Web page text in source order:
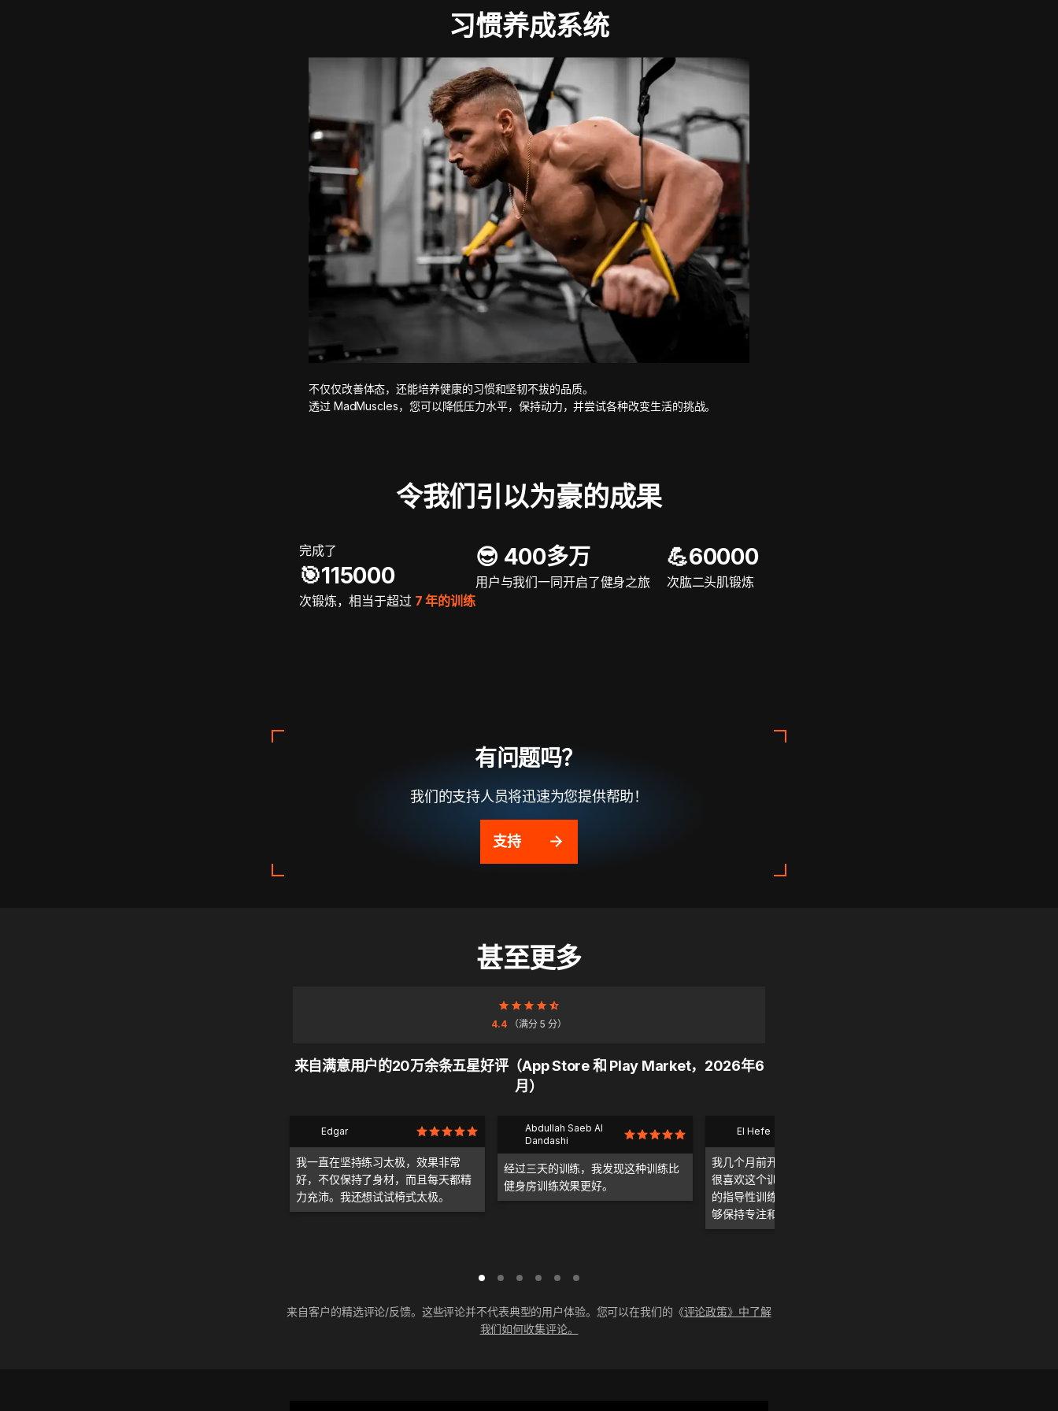
习惯养成系统
不仅仅改善体态，还能培养健康的习惯和坚韧不拔的品质。
透过 MadMuscles，您可以降低压力水平，保持动力，并尝试各种改变生活的挑战。
令我们引以为豪的成果
😎 400多万
用户与我们一同开启了健身之旅
完成了
🎯️115000
次锻炼，相当于超过 7 年的训练
💪60000
次肱二头肌锻炼
有问题吗？
我们的支持人员将迅速为您提供帮助！
支持
甚至更多
4.4 （满分 5 分）
来自满意用户的20万余条五星好评（App Store 和 Play Market，2026年6
月）
Edgar
我一直在坚持练习太极，效果非常
好，不仅保持了身材，而且每天都精
力充沛。我还想试试椅式太极。
Abdullah Saeb Al
Dandashi
经过三天的训练，我发现这种训练比
健身房训练效果更好。
El Hefe
我几个月前开始使用 MadMuscles，
很喜欢这个训练计划。我尤其喜欢它
的指导性训练和每日计划，这让我能
够保持专注和动力。继续加油！💪
来自客户的精选评论/反馈。这些评论并不代表典型的用户体验。您可以在我们的《评论政策》中了解
我们如何收集评论。